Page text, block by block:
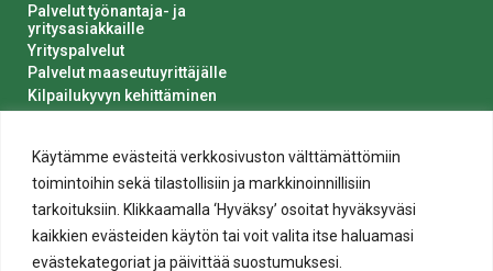
Käytämme evästeitä verkkosivuston välttämättömiin
toimintoihin sekä tilastollisiin ja markkinoinnillisiin
tarkoituksiin. Klikkaamalla ‘Hyväksy’ osoitat hyväksyväsi
kaikkien evästeiden käytön tai voit valita itse haluamasi
evästekategoriat ja päivittää suostumuksesi.
Palvelut työnantaja- ja
yritysasiakkaille
Yrityspalvelut
Palvelut maaseutuyrittäjälle
Kilpailukyvyn kehittäminen